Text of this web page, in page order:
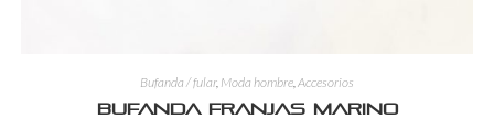
Bufanda / fular, Moda hombre,Accesorios
Bufanda franjas marino